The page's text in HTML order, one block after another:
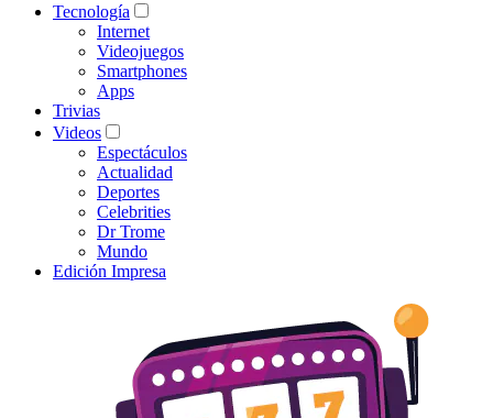
Tecnología
Internet
Videojuegos
Smartphones
Apps
Trivias
Videos
Espectáculos
Actualidad
Deportes
Celebrities
Dr Trome
Mundo
Edición Impresa